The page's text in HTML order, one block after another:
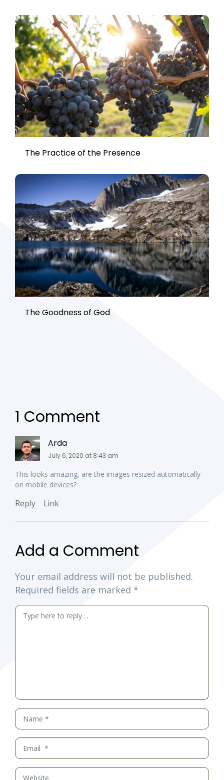
The Practice of the Presence
The Goodness of God
1 Comment
Arda
July 6, 2020 at 8:43 am
This looks amazing, are the images resized automatically
on mobile devices?
Reply Link
Add a Comment
Your email address will not be published.
Required fields are marked *
Comment
Name
*
Email
*
Website